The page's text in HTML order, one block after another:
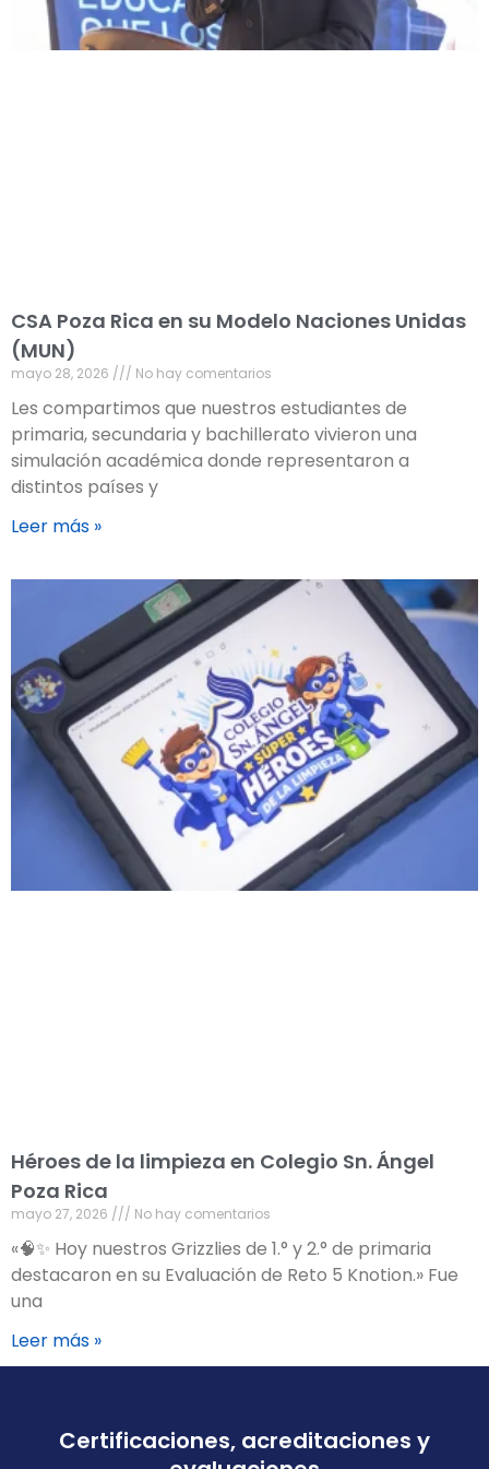
CSA Poza Rica en su Modelo Naciones Unidas
(MUN)
mayo 28, 2026 No hay comentarios
Les compartimos que nuestros estudiantes de
primaria, secundaria y bachillerato vivieron una
simulación académica donde representaron a
distintos países y
Leer más »
Héroes de la limpieza en Colegio Sn. Ángel
Poza Rica
mayo 27, 2026 No hay comentarios
«🧠✨ Hoy nuestros Grizzlies de 1.° y 2.° de primaria
destacaron en su Evaluación de Reto 5 Knotion.» Fue
una
Leer más »
Certificaciones, acreditaciones y